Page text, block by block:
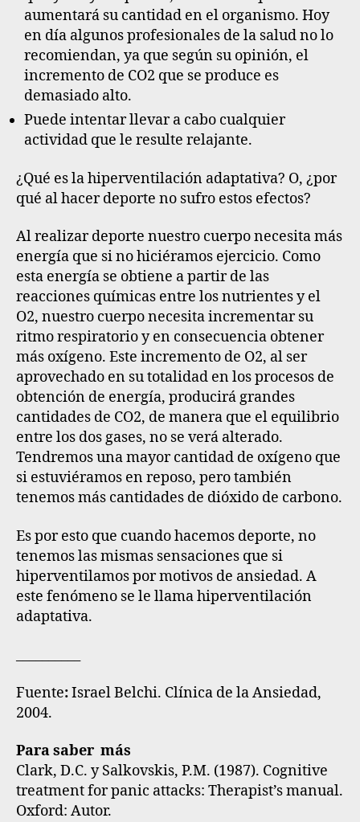
aumentará su cantidad en el organismo. Hoy
en día algunos profesionales de la salud no lo
recomiendan, ya que según su opinión, el
incremento de CO2 que se produce es
demasiado alto.
Puede intentar llevar a cabo cualquier
actividad que le resulte relajante.
¿Qué es la hiperventilación adaptativa? O, ¿por
qué al hacer deporte no sufro estos efectos?
Al realizar deporte nuestro cuerpo necesita más
energía que si no hiciéramos ejercicio. Como
esta energía se obtiene a partir de las
reacciones químicas entre los nutrientes y el
O2, nuestro cuerpo necesita incrementar su
ritmo respiratorio y en consecuencia obtener
más oxígeno. Este incremento de O2, al ser
aprovechado en su totalidad en los procesos de
obtención de energía, producirá grandes
cantidades de CO2, de manera que el equilibrio
entre los dos gases, no se verá alterado.
Tendremos una mayor cantidad de oxígeno que
si estuviéramos en reposo, pero también
tenemos más cantidades de dióxido de carbono.
Es por esto que cuando hacemos deporte, no
tenemos las mismas sensaciones que si
hiperventilamos por motivos de ansiedad. A
este fenómeno se le llama hiperventilación
adaptativa.
Fuente:Israel Belchi. Clínica de la Ansiedad,
2004.
Para saber más
Clark, D.C. y Salkovskis, P.M. (1987). Cognitive
treatment for panic attacks: Therapist’s manual.
Oxford: Autor.